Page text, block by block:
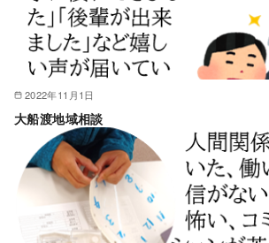
2022年11月1日
大船渡地域相談